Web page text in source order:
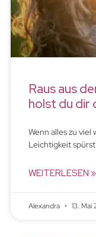
Raus aus
holst du dir
Wenn alles zu
Leichtigkeit
WEITERLESEN »
Alexandra 13. Mai